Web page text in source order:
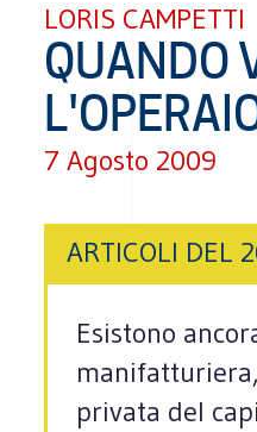
LORIS CAMPETTI
QUANDO
7 Agosto 2009
ARTICOLI DEL
Esistono
privata del